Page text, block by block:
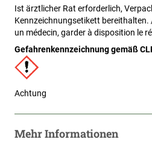
Ist ärztlicher Rat erforderlich,
Kennzeichnungsetikett bereithalten.
un médecin, garder à disposition le
Gefahrenkennzeichnung gemäß
Achtung
Mehr Informationen